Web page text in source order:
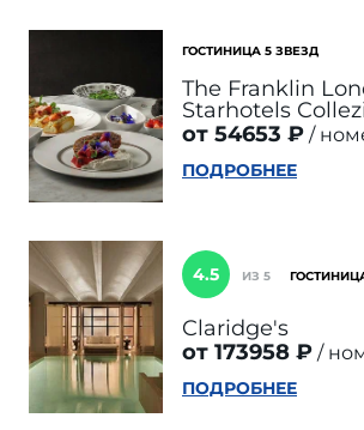
ГОСТИНИЦА 5 ЗВЕЗД
The Franklin
Starhotels
от 54653 ₽
ПОДРОБНЕЕ
4.5 ИЗ 5
Claridge's
от 173958 ₽
ПОДРОБНЕЕ